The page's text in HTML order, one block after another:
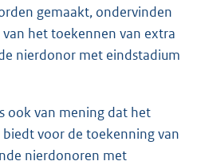
gemaakt, ondervinden
het toekennen van extra
nierdonor met eindstadium
ook van mening dat het
voor de toekenning van
nierdonoren met